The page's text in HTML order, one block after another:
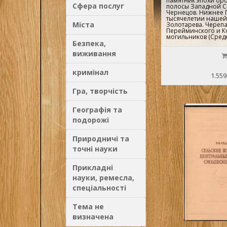
Сфера послуг
Міста
Безпека,
виживання
кримінал
Гра, творчість
Географія та
подорожі
Природничі та
точні науки
Прикладні
науки, ремесла,
спеціальності
Тема не
визначена
полосы Западной
Чернецов. Нижнее
тысячелетии
Золотарева.
Перейминского и
могильников